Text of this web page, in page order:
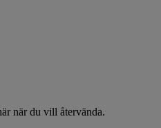
när du vill återvända.